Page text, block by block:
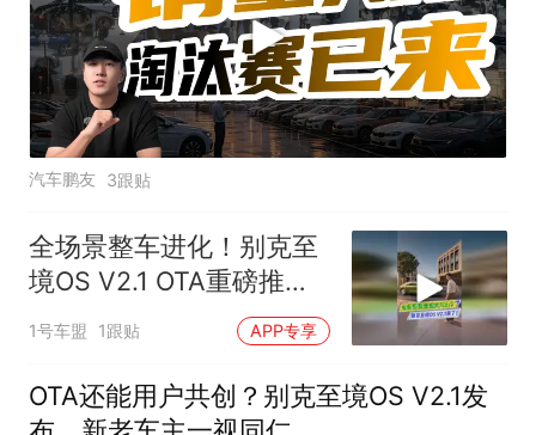
汽车鹏友 3跟贴
全场景整车进化！别克至
境OS V2.1 OTA重磅推
送！
1号车盟 1跟贴 APP专享
OTA还能用户共创？别克至境OS V2.1发